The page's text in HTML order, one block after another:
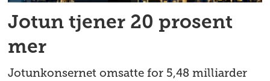
Jotun tjener 20 prosent
mer
Jotunkonsernet omsatte for 5,48 milliarder